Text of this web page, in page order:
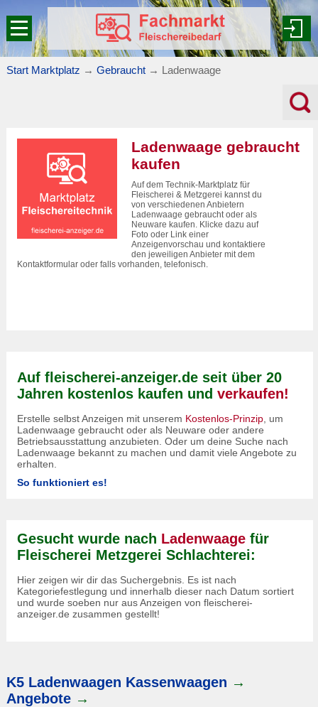
Start Marktplatz → Gebraucht → Ladenwaage
Ladenwaage gebraucht
kaufen
Auf dem Technik-Marktplatz für
Fleischerei & Metzgerei kannst du
von verschiedenen Anbietern
Ladenwaage gebraucht oder als
Neuware kaufen. Klicke dazu auf
Foto oder Link einer
Anzeigenvorschau und kontaktiere
den jeweiligen Anbieter mit dem
Kontaktformular oder falls vorhanden, telefonisch.
Auf fleischerei-anzeiger.de seit über 20
Jahren kostenlos kaufen und verkaufen!
Erstelle selbst Anzeigen mit unserem Kostenlos-Prinzip , um
Ladenwaage gebraucht oder als Neuware oder andere
Betriebsausstattung anzubieten. Oder um deine Suche nach
Ladenwaage bekannt zu machen und damit viele Angebote zu
erhalten.
So funktioniert es!
Gesucht wurde nach Ladenwaage für
Fleischerei Metzgerei Schlachterei:
Hier zeigen wir dir das Suchergebnis. Es ist nach
Kategoriefestlegung und innerhalb dieser nach Datum sortiert
und wurde soeben nur aus Anzeigen von fleischerei-
anzeiger.de zusammen gestellt!
K5 Ladenwaagen Kassenwaagen →
Angebote →